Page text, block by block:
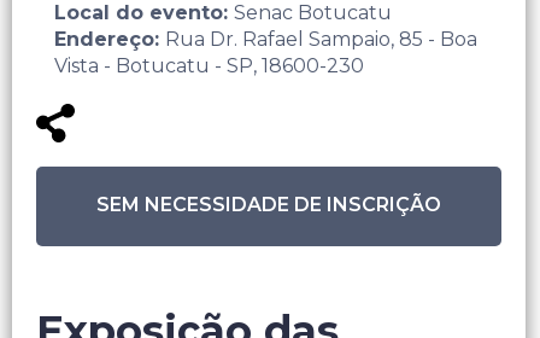
Local do evento: Senac Botucatu
Endereço: Rua Dr. Rafael Sampaio, 85 - Boa
Vista - Botucatu - SP, 18600-230
SEM NECESSIDADE DE INSCRIÇÃO